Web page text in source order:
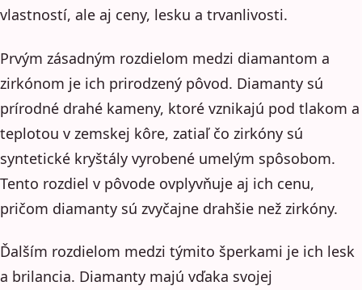
vlastností, ale aj ceny, lesku a trvanlivosti.
Prvým zásadným rozdielom medzi diamantom a
zirkónom je ich prirodzený pôvod. Diamanty sú
prírodné drahé kameny, ktoré vznikajú pod tlakom a
teplotou v zemskej kôre, zatiaľ čo zirkóny sú
syntetické kryštály vyrobené umelým spôsobom.
Tento rozdiel v pôvode ovplyvňuje aj ich cenu,
pričom diamanty sú zvyčajne drahšie než zirkóny.
Ďalším rozdielom medzi týmito šperkami je ich lesk
a brilancia. Diamanty majú vďaka svojej